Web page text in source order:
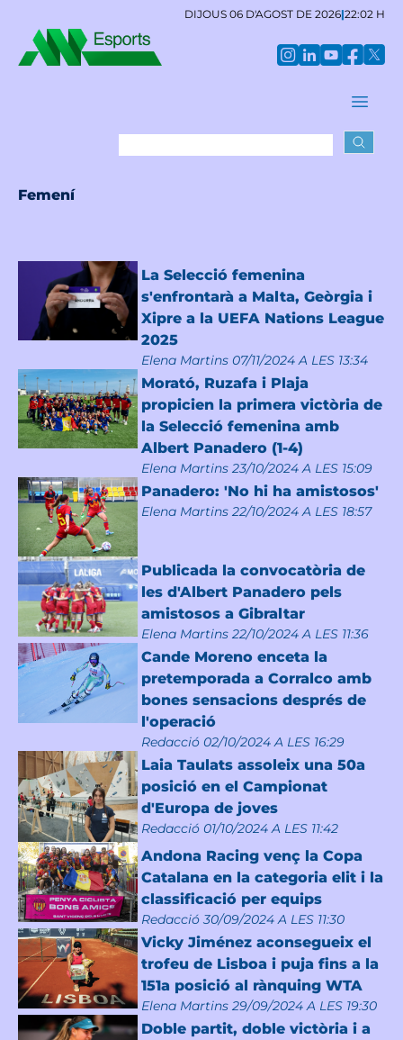
DIJOUS 06 D'AGOST DE 2026|22:02 H
Femení
La Selecció femenina
s'enfrontarà a Malta, Geòrgia i
Xipre a la UEFA Nations League
2025
Elena Martins 07/11/2024 A LES 13:34
Morató, Ruzafa i Plaja
propicien la primera victòria de
la Selecció femenina amb
Albert Panadero (1-4)
Elena Martins 23/10/2024 A LES 15:09
Panadero: 'No hi ha amistosos'
Elena Martins 22/10/2024 A LES 18:57
Publicada la convocatòria de
les d'Albert Panadero pels
amistosos a Gibraltar
Elena Martins 22/10/2024 A LES 11:36
Cande Moreno enceta la
pretemporada a Corralco amb
bones sensacions després de
l'operació
Redacció 02/10/2024 A LES 16:29
Laia Taulats assoleix una 50a
posició en el Campionat
d'Europa de joves
Redacció 01/10/2024 A LES 11:42
Andona Racing venç la Copa
Catalana en la categoria elit i la
classificació per equips
Redacció 30/09/2024 A LES 11:30
Vicky Jiménez aconsegueix el
trofeu de Lisboa i puja fins a la
151a posició al rànquing WTA
Elena Martins 29/09/2024 A LES 19:30
Doble partit, doble victòria i a